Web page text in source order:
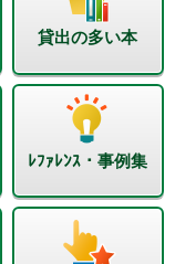
貸出の多い本
ﾚﾌｧﾚﾝｽ・事例集